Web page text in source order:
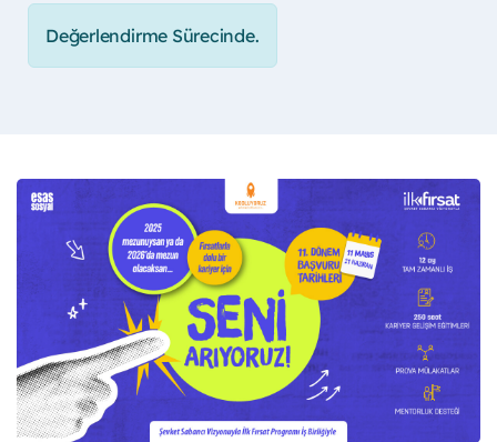
Değerlendirme Sürecinde.